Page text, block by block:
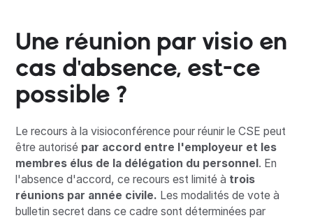
Une réunion par visio en
cas d'absence, est-ce
possible ?
Le recours à la visioconférence pour réunir le CSE peut
être autorisé par accord entre l'employeur et les
membres élus de la délégation du personnel. En
l'absence d'accord, ce recours est limité à trois
réunions par année civile. Les modalités de vote à
bulletin secret dans ce cadre sont déterminées par